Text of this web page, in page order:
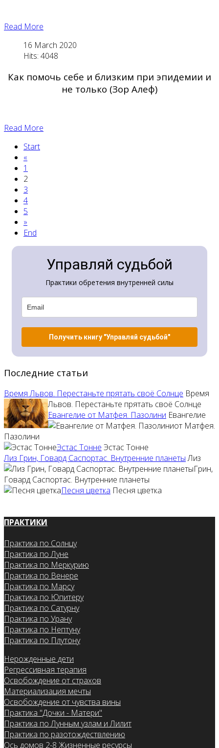
Read More
16 March 2020
Hits: 4048
Как помочь себе и близким при эпидемии и
не только (Зор Алеф)
Read More
Start
«
1
2
3
4
5
»
End
Управляй судьбой
Практики обретения внутренней силы
Получить книгу "Управляй судьбой"
Последние статьи
Время Львов. Перестаньте прятать своё Солнце Время
Львов. Перестаньте прятать своё Солнце
Евангелие от Матфея. Пазолини Евангелие
от Матфея.
Пазолини
Эстас Тонне Эстас Тонне
Лиз Грин, Говард Саспортас. Внутренние планеты Лиз
Грин,
Говард Саспортас. Внутренние планеты
Песня цветка Песня цветка
ПРАКТИКИ
Практика по Солнцу
Практика по Луне
Практика по Меркурию
Практика по Венере
Практика по Марсу
Практика по Юпитеру
Практика по Сатурну
Практика по Урану
Практика по Нептуну
Практика по Плутону
Нерожденные дети
Регрессивная терапия
Освобождение от страхов
Материализация мечты
Освобождение от чувства вины
Практика "Дочки - Матери"
Практика по Лунным узлам и Лилит
Практика по разотождествлению
Ось домов 2-8 Жизненные ресурсы